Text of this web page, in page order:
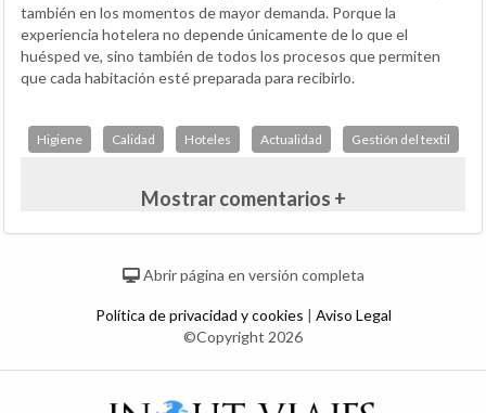
también en los momentos de mayor demanda. Porque la
experiencia hotelera no depende únicamente de lo que el
huésped ve, sino también de todos los procesos que permiten
que cada habitación esté preparada para recibirlo.
Higiene Calidad Hoteles Actualidad Gestión del textil
Mostrar comentarios +
Abrir página en versión completa
Política de privacidad y cookies | Aviso Legal
©Copyright 2026